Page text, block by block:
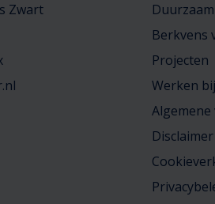
Zwart
Berkvens
Projecten
Werken
Disclaimer